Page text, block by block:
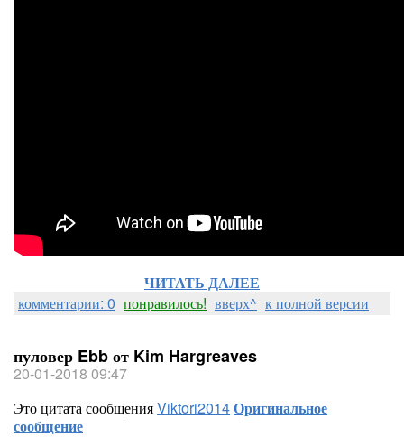
ЧИТАТЬ ДАЛЕЕ
комментарии: 0 понравилось! вверх^ к полной версии
пуловер Ebb от Kim Hargreaves
20-01-2018 09:47
Это цитата сообщенияViktori2014Оригинальное
сообщение